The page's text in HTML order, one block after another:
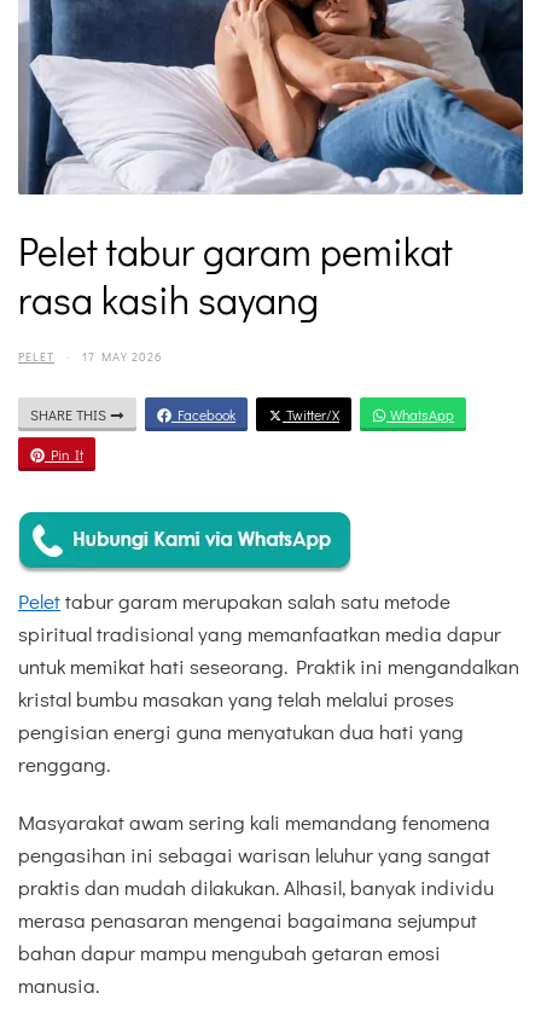
Pelet tabur garam pemikat
rasa kasih sayang
PELET · 17 MAY 2026
SHARE THIS Facebook Twitter/X WhatsApp
Pin It
Pelettabur garam merupakan salah satu metode
spiritual tradisional yang memanfaatkan media dapur
untuk memikat hati seseorang. Praktik ini mengandalkan
kristal bumbu masakan yang telah melalui proses
pengisian energi guna menyatukan dua hati yang
renggang.
Masyarakat awam sering kali memandang fenomena
pengasihan ini sebagai warisan leluhur yang sangat
praktis dan mudah dilakukan. Alhasil, banyak individu
merasa penasaran mengenai bagaimana sejumput
bahan dapur mampu mengubah getaran emosi
manusia.